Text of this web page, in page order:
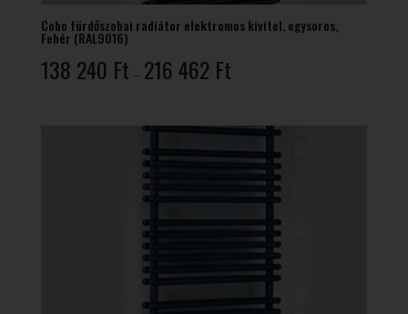
Cobo fürdőszobai radiátor elektromos kivitel, egysoros,
Fehér (RAL9016)
138 240 Ft – 216 462 Ft138
-
462 Ft